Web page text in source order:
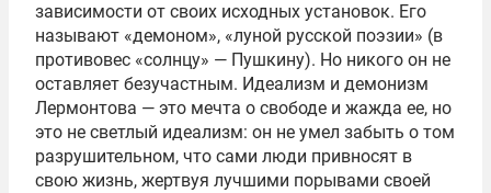
зависимости от своих исходных установок. Его
называют «демоном», «луной русской поэзии» (в
противовес «солнцу» — Пушкину). Но никого он не
оставляет безучастным. Идеализм и демонизм
Лермонтова — это мечта о свободе и жажда ее, но
это не светлый идеализм: он не умел забыть о том
разрушительном, что сами люди привносят в
свою жизнь, жертвуя лучшими порывами своей